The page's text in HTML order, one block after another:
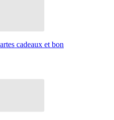
cadeaux et bon